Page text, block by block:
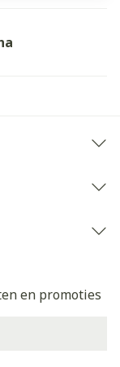
en promoties